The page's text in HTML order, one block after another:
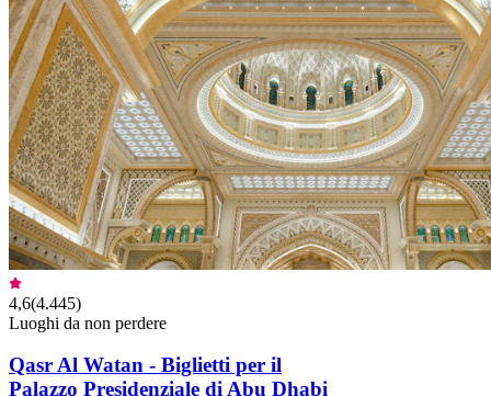
4,6(4.445)
Luoghi da non perdere
Qasr Al Watan - Biglietti per il
Palazzo Presidenziale di Abu Dhabi